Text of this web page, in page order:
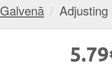
Galvenā